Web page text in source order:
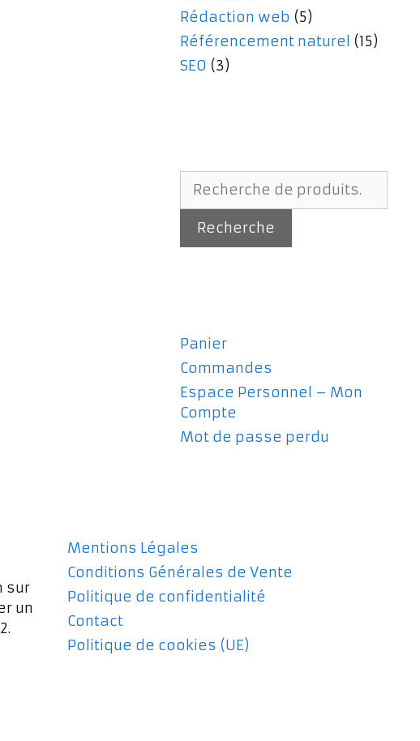
Rédaction web (5)
Référencement naturel (15)
SEO (3)
Recherche
pour :
Recherche
Panier
Commandes
Espace Personnel – Mon
Compte
Mot de passe perdu
sur
un
Mentions Légales
Conditions Générales de Vente
Politique de confidentialité
Contact
Politique de cookies (UE)